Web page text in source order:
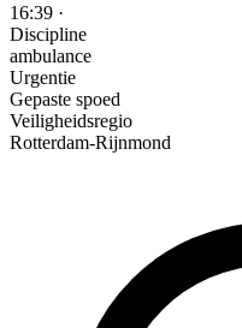
16:39 ·
Discipline
ambulance
Urgentie
Gepaste spoed
Veiligheidsregio
Rotterdam-Rijnmond